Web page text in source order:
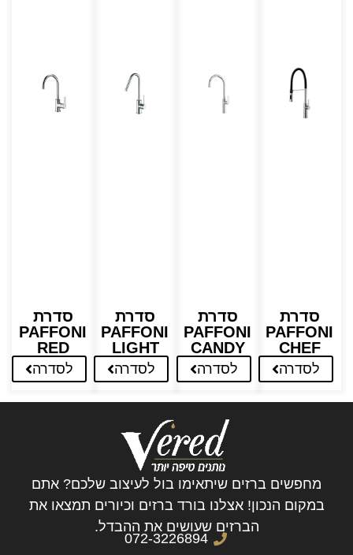
סדרת
PAFFONI
CHEF
לסדרה
סדרת
PAFFONI
CANDY
לסדרה
סדרת
PAFFONI
LIGHT
לסדרה
סדרת
PAFFONI
RED
לסדרה
מחפשים ברזים שיתאימו בול לעיצוב שלכם? אתם
במקום הנכון! אצלנו בורד ברזים וכיורים תמצאו את
הברזים שעושים את ההבדל.
072-3226894